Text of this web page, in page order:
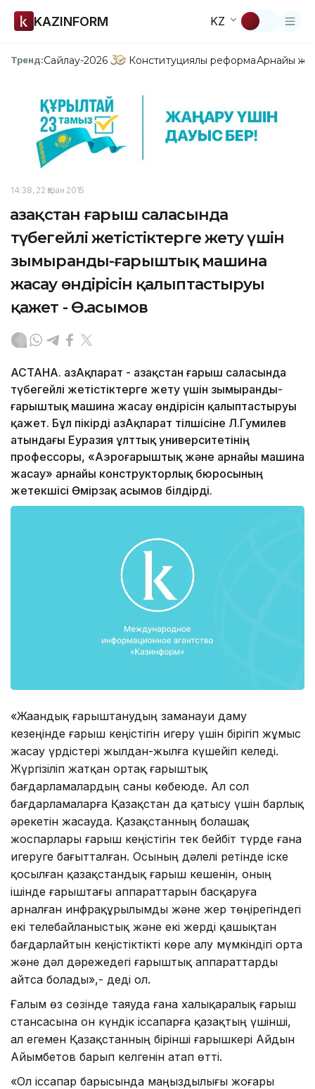
KAZINFORM KZ
Тренд:Сайлау-2026 Конституциялық реформаАрнайы
14:38, 22 Қазан 2015
Қазақстан ғарыш саласында
түбегейлі жетістіктерге жету үшін
зымыранды-ғарыштық машина
жасау өндірісін қалыптастыруы
қажет - Ө.Қасымов
АСТАНА. ҚазАқпарат - Қазақстан ғарыш саласында
түбегейлі жетістіктерге жету үшін зымыранды-
ғарыштық машина жасау өндірісін қалыптастыруы
қажет. Бұл пікірді ҚазАқпарат тілшісіне Л.Гумилев
атындағы Еуразия ұлттық университетінің
профессоры, «Аэроғарыштық және арнайы машина
жасау» арнайы конструкторлық бюросының
жетекшісі Өмірзақ Қасымов білдірді.
«Жаһандық ғарыштанудың заманауи даму
кезеңінде ғарыш кеңістігін игеру үшін бірігіп жұмыс
жасау үрдістері жылдан-жылға күшейіп келеді.
Жүргізіліп жатқан ортақ ғарыштық
бағдарламалардың саны көбеюде. Ал сол
бағдарламаларға Қазақстан да қатысу үшін барлық
әрекетін жасауда. Қазақстанның болашақ
жоспарлары ғарыш кеңістігін тек бейбіт түрде ғана
игеруге бағытталған. Осының дәлелі ретінде іске
қосылған қазақстандық ғарыш кешенін, оның
ішінде ғарыштағы аппараттарын басқаруға
арналған инфрақұрылымды және жер төңірегіндегі
екі телебайланыстық және екі жерді қашықтан
бағдарлайтын кеңістіктікті көре алу мүмкіндігі орта
және дәл дәрежедегі ғарыштық аппараттарды
айтса болады»,- деді ол.
Ғалым өз сөзінде таяуда ғана халықаралық ғарыш
стансасына он күндік іссапарға қазақтың үшінші,
ал егемен Қазақстанның бірінші ғарышкері Айдын
Айымбетов барып келгенін атап өтті.
«Ол іссапар барысында маңыздылығы жоғары